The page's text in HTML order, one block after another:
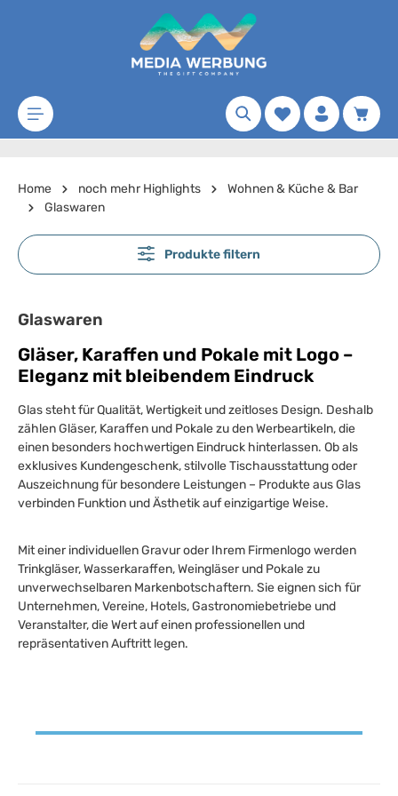
Zum Hauptinhalt springen
Merkzettel
Home noch mehr Highlights
Wohnen & Küche & Bar
Glaswaren
Produkte filtern
Glaswaren
Gläser, Karaffen und Pokale mit Logo –
Eleganz mit bleibendem Eindruck
Glas steht für Qualität, Wertigkeit und zeitloses Design. Deshalb
zählen Gläser, Karaffen und Pokale zu den Werbeartikeln, die
einen besonders hochwertigen Eindruck hinterlassen. Ob als
exklusives Kundengeschenk, stilvolle Tischausstattung oder
Auszeichnung für besondere Leistungen – Produkte aus Glas
verbinden Funktion und Ästhetik auf einzigartige Weise.
Mit einer individuellen Gravur oder Ihrem Firmenlogo werden
Trinkgläser, Wasserkaraffen, Weingläser und Pokale zu
unverwechselbaren Markenbotschaftern. Sie eignen sich für
Unternehmen, Vereine, Hotels, Gastronomiebetriebe und
Veranstalter, die Wert auf einen professionellen und
repräsentativen Auftritt legen.